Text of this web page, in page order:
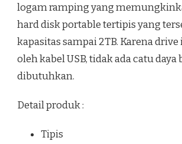
logam ramping yang
hard disk portable tertipis yang
kapasitas sampai 2TB. Karena
oleh kabel USB, tidak ada catu daya
dibutuhkan.
Detail produk :
Tipis